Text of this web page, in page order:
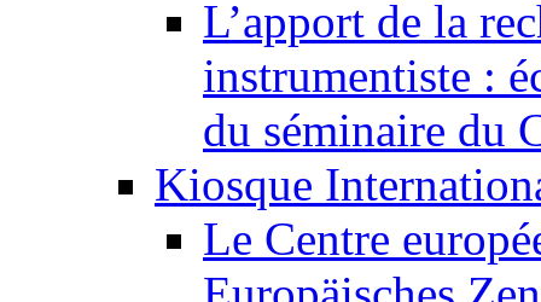
L’apport de la
instrumentiste :
du séminaire du
Kiosque
Le Centre